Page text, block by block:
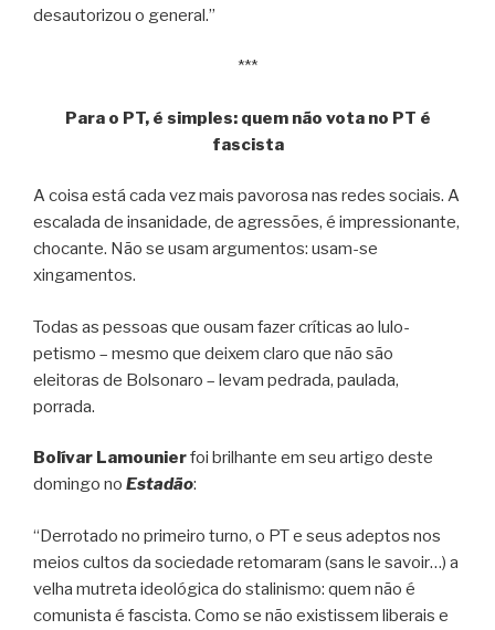
desautorizou o general.”
***
Para o PT, é simples: quem não vota no PT é
fascista
A coisa está cada vez mais pavorosa nas redes sociais. A
escalada de insanidade, de agressões, é impressionante,
chocante. Não se usam argumentos: usam-se
xingamentos.
Todas as pessoas que ousam fazer críticas ao lulo-
petismo – mesmo que deixem claro que não são
eleitoras de Bolsonaro – levam pedrada, paulada,
porrada.
Bolívar Lamounierfoi brilhante em seu artigo deste
domingo no Estadão:
“Derrotado no primeiro turno, o PT e seus adeptos nos
meios cultos da sociedade retomaram (sans le savoir…) a
velha mutreta ideológica do stalinismo: quem não é
comunista é fascista. Como se não existissem liberais e